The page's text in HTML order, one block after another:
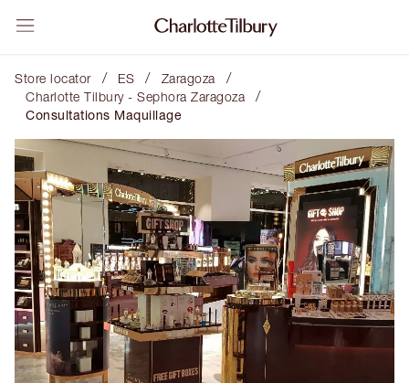
Store locator / ES / Zaragoza /
Charlotte Tilbury - Sephora Zaragoza /
Consultations Maquillage